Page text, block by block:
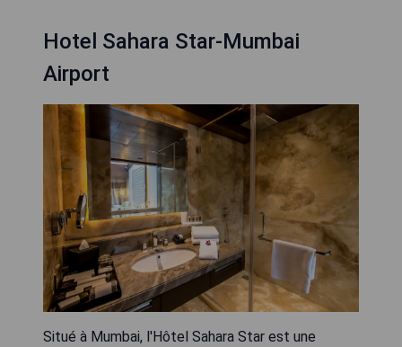
Hotel Sahara Star-Mumbai
Airport
Situé à Mumbai, l'Hôtel Sahara Star est une